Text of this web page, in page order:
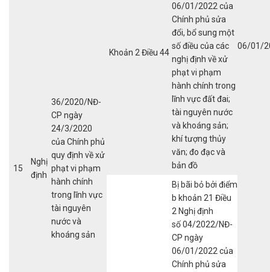
15
Nghị
định
36/2020/NĐ-
CP ngày
24/3/2020
của Chính phủ
quy định về xử
phạt vi phạm
hành chính
trong lĩnh vực
tài nguyên
nước và
khoáng sản
06/01/
Khoản 2 Điều 44
06/01/2022 của
Chính phủ sửa
đổi, bổ sung một
số điều của các
nghị định về xử
phạt vi phạm
hành chính trong
lĩnh vực đất đai;
tài nguyên nước
và khoáng sản;
khí tượng thủy
văn; đo đạc và
bản đồ
Bị bãi bỏ bởi điểm
b khoản 21 Điều
2 Nghị định
số 04/2022/NĐ-
CP ngày
06/01/2022 của
Chính phủ sửa